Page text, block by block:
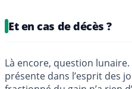
Et en cas de décès ?
Là encore, question
présente dans l’esprit des